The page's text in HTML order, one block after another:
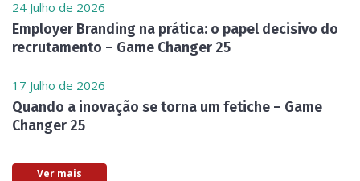
24 Julho de 2026
Employer Branding na prática: o papel decisivo do
recrutamento – Game Changer 25
17 Julho de 2026
Quando a inovação se torna um fetiche – Game
Changer 25
Ver mais